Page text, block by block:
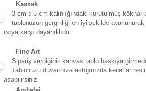
Kasnak
3 cm e 5 cm kalınlığındaki kurutulmuş köknar
tablonuzun gerginliği en iyi şekilde ayarlanarak
ısıya karşı dayanıklıdır
Fine Art
Sipariş verdiğiniz kanvas tablo baskıya
Tablonuzu duvarınıza astığınızda kenarlar
asabilirsiniz